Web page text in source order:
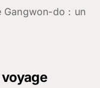
Gangwon-do : un